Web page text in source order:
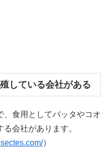
している会社がある
、食用としてバッタやコオ
会社があります。
）